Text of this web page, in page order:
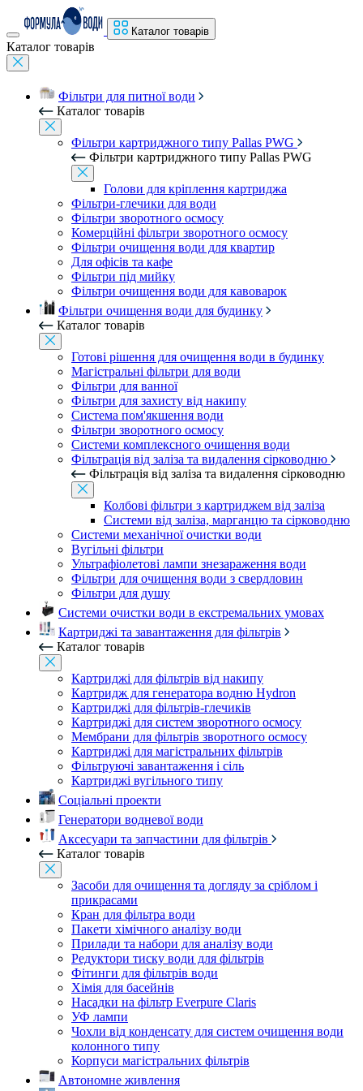
Каталог товарів
Каталог товарів
Фільтри для питної води
Каталог товарів
Фільтри картриджного типу Pallas PWG
Фільтри картриджного типу Pallas PWG
Голови для кріплення картриджа
Фільтри-глечики для води
Фільтри зворотного осмосу
Комерційні фільтри зворотного осмосу
Фільтри очищення води для квартир
Для офісів та кафе
Фільтри під мийку
Фільтри очищення води для кавоварок
Фільтри очищення води для будинку
Каталог товарів
Готові рішення для очищення води в будинку
Магістральні фільтри для води
Фільтри для ванної
Фільтри для захисту від накипу
Система пом'якшення води
Фільтри зворотного осмосу
Системи комплексного очищення води
Фільтрація від заліза та видалення сірководню
Фільтрація від заліза та видалення сірководню
Колбові фільтри з картриджем від заліза
Системи від заліза, марганцю та сірководню
Системи механічної очистки води
Вугільні фільтри
Ультрафіолетові лампи знезараження води
Фільтри для очищення води з свердловин
Фільтри для душу
Системи очистки води в екстремальних умовах
Картриджі та завантаження для фільтрів
Каталог товарів
Картриджі для фільтрів від накипу
Картридж для генератора водню Hydron
Картриджі для фільтрів-глечиків
Картриджі для систем зворотного осмосу
Мембрани для фільтрів зворотного осмосу
Картриджі для магістральних фільтрів
Фільтруючі завантаження і сіль
Картриджі вугільного типу
Соціальні проекти
Генератори водневої води
Аксесуари та запчастини для фільтрів
Каталог товарів
Засоби для очищення та догляду за сріблом і
прикрасами
Кран для фільтра води
Пакети хімічного аналізу води
Прилади та набори для аналізу води
Редуктори тиску води для фільтрів
Фітинги для фільтрів води
Хімія для басейнів
Насадки на фільтр Everpure Claris
УФ лампи
Чохли від конденсату для систем очищення води
колонного типу
Корпуси магістральних фільтрів
Автономне живлення